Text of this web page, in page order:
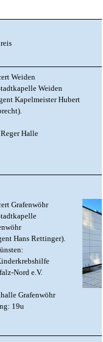
Weiden
Weiden
Kapelmeister Hubert
Halle
Grafenwöhr
Hans Rettinger).
Nord e.V.
Grafenwöhr
19u